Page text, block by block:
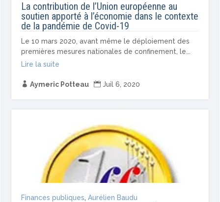
La contribution de l’Union européenne au
soutien apporté à l’économie dans le contexte
de la pandémie de Covid-19
Le 10 mars 2020, avant même le déploiement des
premières mesures nationales de confinement, le...
Lire la suite
 Aymeric Potteau  Juil 6, 2020
Finances publiques,Aurélien Baudu